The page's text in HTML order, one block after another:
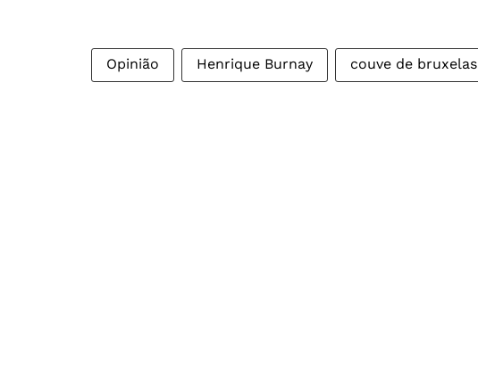
Opinião Henrique Burnay couve de bruxelas